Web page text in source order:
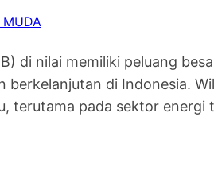
MUDA
di nilai memiliki peluang
di Indonesia.
terutama pada sektor energi